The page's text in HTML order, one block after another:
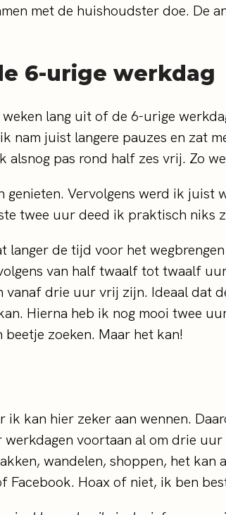
met de huishoudster doe. De
6-urige werkdag
lang uit of de 6-urige
nam juist langere pauzes en zat
pas rond half zes vrij. Zo
Vervolgens werd ik juist
twee uur deed ik praktisch niks
langer de tijd voor het
van half twaalf tot twaalf
drie uur vrij zijn. Ideaal dat
Hierna heb ik nog mooi twee
zoeken. Maar het kan!
kan hier zeker aan wennen.
voortaan al om drie
wandelen, shoppen, het
Hoax of niet, ik ben